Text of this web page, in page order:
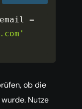
=
ob die
Nutze